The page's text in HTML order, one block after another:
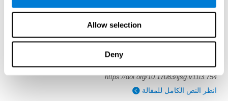
Allow selection
Deny
تأثير التدريب المعرفي على القراءة لدى الأطفال
بعمر 6 سنوات
a cognitive training on reading of 6-year-old children. International
Journal of Serious Games, 11(3), 45–69.
https://doi.org/10.17083/ijsg.v11i3.754
انظر النص الكامل للمقالة